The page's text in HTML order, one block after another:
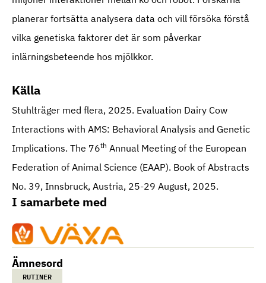
planerar fortsätta analysera data och vill försöka förstå
vilka genetiska faktorer det är som påverkar
inlärningsbeteende hos mjölkkor.
Källa
Stuhlträger med flera, 2025. Evaluation Dairy Cow
Interactions with AMS: Behavioral Analysis and Genetic
Implications. The 76th Annual Meeting of the European
Federation of Animal Science (EAAP). Book of Abstracts
No. 39, Innsbruck, Austria, 25-29 August, 2025.
I samarbete med
Ämnesord
RUTINER